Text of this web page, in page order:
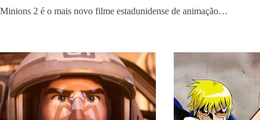
Minions 2 é o mais novo filme estadunidense de animação…